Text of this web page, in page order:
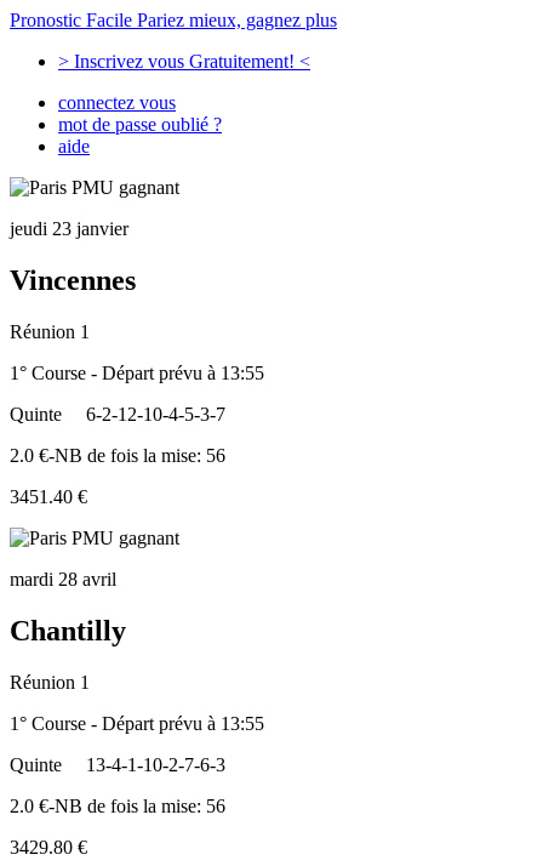
Pronostic Facile Pariez mieux, gagnez plus
> Inscrivez vous Gratuitement! <
connectez vous
mot de passe oublié ?
aide
jeudi 23 janvier
Vincennes
Réunion 1
1° Course - Départ prévu à 13:55
Quinte
6-2-12-10-4-5-3-7
2.0 €-NB de fois la mise: 56
3451.40 €
mardi 28 avril
Chantilly
Réunion 1
1° Course - Départ prévu à 13:55
Quinte
13-4-1-10-2-7-6-3
2.0 €-NB de fois la mise: 56
3429.80 €